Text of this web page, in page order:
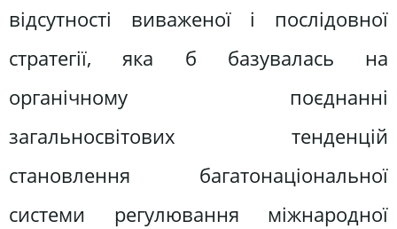
відсутності виваженої і послідовної
стратегії, яка б базувалась на
органічному поєднанні
загальносвітових тенденцій
становлення багатонаціональної
системи регулювання міжнародної